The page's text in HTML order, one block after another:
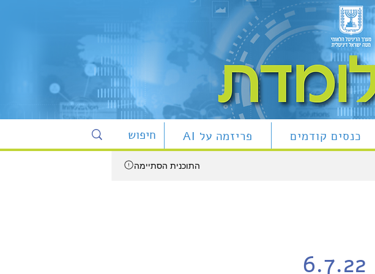
כנסים קודמים פריזמה על AI
התוכנית הסתיימה